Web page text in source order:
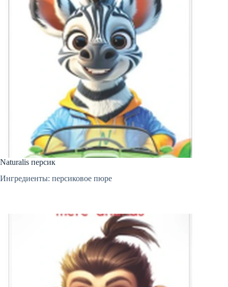
Naturalis персик
Ингредиенты: персиковое пюре